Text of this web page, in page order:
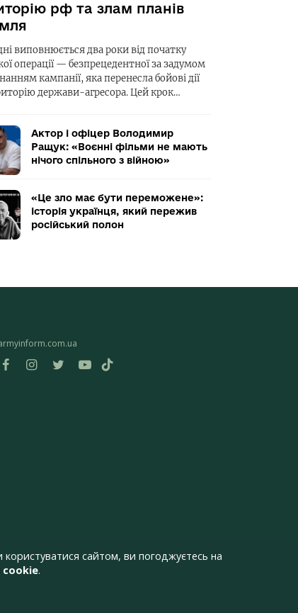
рф та злам планів
виповнюється два роки від початку
операції — безпрецедентної за задумом
кампанії, яка перенесла бойові дії
держави-агресора. Цей крок…
Актор і офіцер Володимир
Ращук: «Воєнні фільми не мають
нічого спільного з війною»
«Це зло має бути переможене»:
історія українця, який пережив
російський полон
сайтом, ви погоджуєтесь на
cookie.